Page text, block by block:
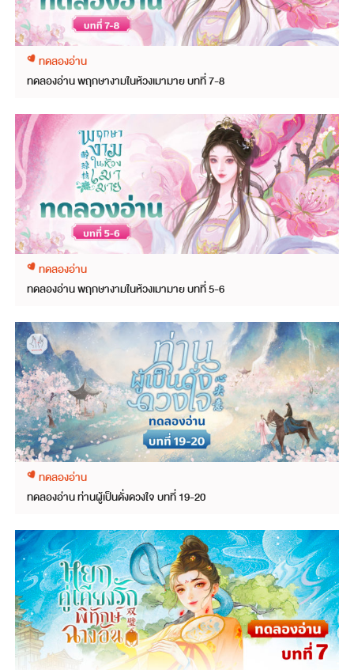
ทดลองอ่าน
ทดลองอ่าน พฤกษางามในห้วงเมามาย บทที่ 7-8
ทดลองอ่าน
ทดลองอ่าน พฤกษางามในห้วงเมามาย บทที่ 5-6
ทดลองอ่าน
ทดลองอ่าน ท่านผู้เป็นดั่งดวงใจ บทที่ 19-20